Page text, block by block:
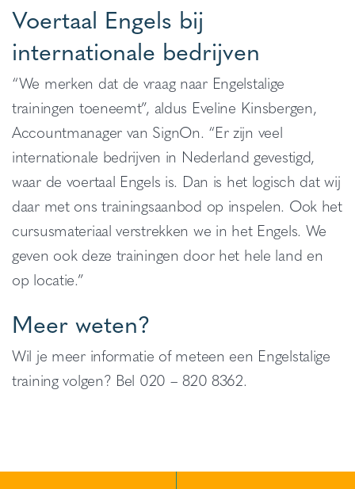
Voertaal Engels bij
internationale bedrijven
“We merken dat de vraag naar Engelstalige
trainingen toeneemt”, aldus Eveline Kinsbergen,
Accountmanager van SignOn. “Er zijn veel
internationale bedrijven in Nederland gevestigd,
waar de voertaal Engels is. Dan is het logisch dat wij
daar met ons trainingsaanbod op inspelen. Ook het
cursusmateriaal verstrekken we in het Engels. We
geven ook deze trainingen door het hele land en
op locatie.”
Meer weten?
Wil je meer informatie of meteen een Engelstalige
training volgen? Bel 020 – 820 8362.